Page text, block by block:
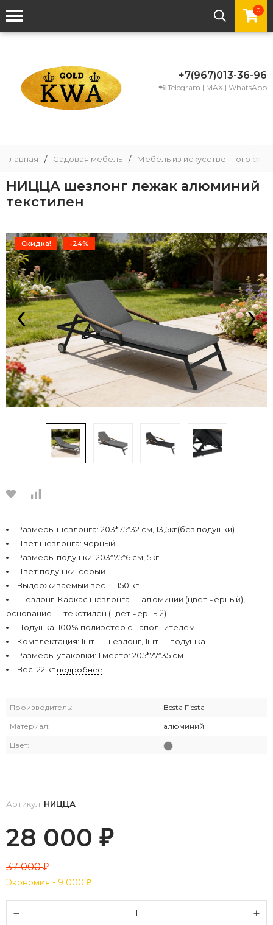
0
+7(967)013-36-96
📲 Telegram | MAX | WhatsApp
Главная / Садовая мебель / Мебель из искусственного
НИЦЦА шезлонг лежак алюминий
текстилен
Скидка! -24%
‹ ›
Размеры шезлонга: 203*75*32 см, 13,5кг(без подушки)
Цвет шезлонга: черный
Размеры подушки: 203*75*6 см, 5кг
Цвет подушки: серый
Выдерживаемый вес — 150 кг
Шезлонг: Каркас шезлонга — алюминий (цвет черный),
основание — текстилен (цвет черный)
Подушка: 100% полиэстер с наполнителем
Комплектация: 1шт — шезлонг, 1шт — подушка
Размеры упаковки: 1 место: 205*77*35 см
Вес: 22 кг подробнее
Производитель: Bestа Fiesta
Материал: алюминий
Цвет:
Артикул: НИЦЦА
28 000 ₽
37 000₽
Экономия - 9 000 ₽